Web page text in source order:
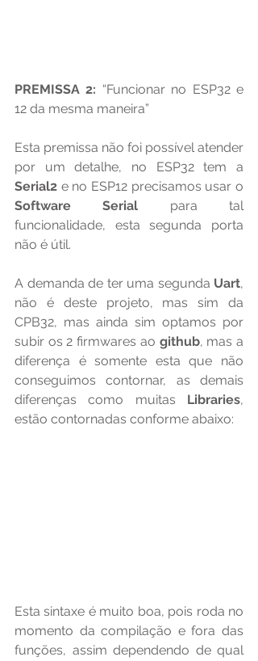
PREMISSA 2: “Funcionar no ESP32 e
12 da mesma maneira”
Esta premissa não foi possível atender
Serial2
Software Serial para tal
funcionalidade, esta segunda porta
não é útil.
A demanda de ter uma segunda Uart,
não é deste projeto, mas sim da
CPB32, mas ainda sim optamos por
subir os 2 firmwares ao github, mas a
diferença é somente esta que não
conseguimos contornar, as demais
diferenças como muitas Libraries,
estão contornadas conforme abaixo:
Esta sintaxe é muito boa, pois roda no
momento da compilação e fora das
funções, assim dependendo de qual